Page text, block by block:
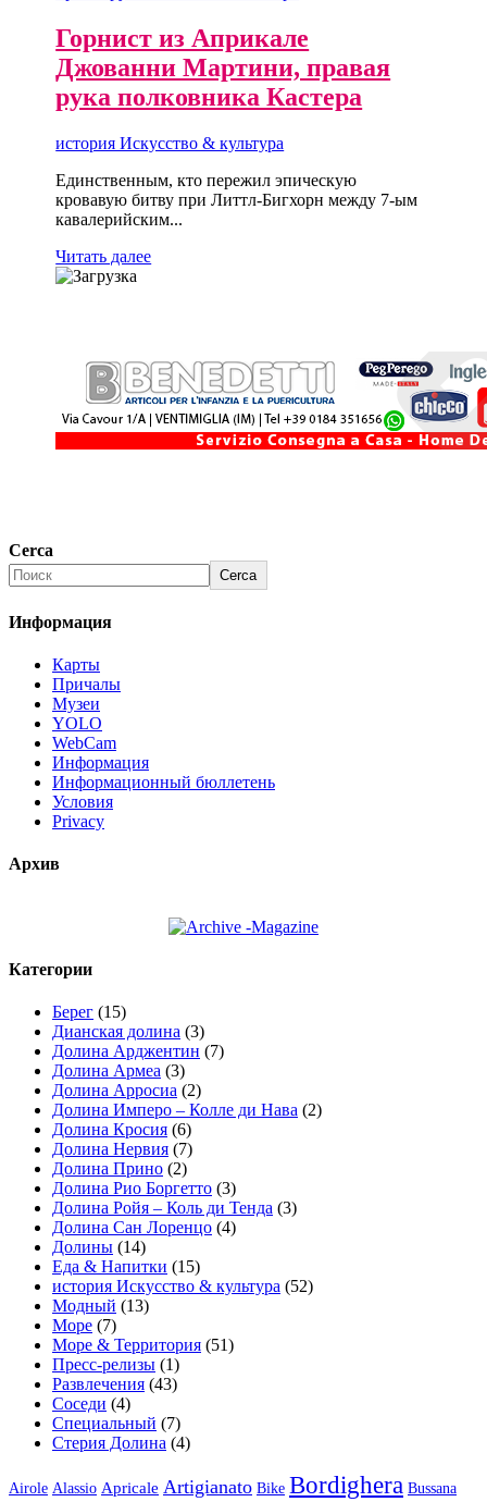
Горнист из Априкале
Джованни Мартини, правая
рука полковника Кастера
история Искусство & культура
Единственным, кто пережил эпическую
кровавую битву при Литтл-Бигхорн между 7-ым
кавалерийским...
Читать далее
Cerca
Cerca
Информация
Карты
Причалы
Музеи
YOLO
WebCam
Информация
Информационный бюллетень
Условия
Privacy
Архив
Категории
Берег (15)
Дианская долина (3)
Долина Арджентин (7)
Долина Армеа (3)
Долина Арросиа (2)
Долина Имперо – Колле ди Нава (2)
Долина Кросия (6)
Долина Нервия (7)
Долина Прино (2)
Долина Рио Боргетто (3)
Долина Ройя – Коль ди Тенда (3)
Долина Сан Лоренцо (4)
Долины (14)
Еда & Напитки (15)
история Искусство & культура (52)
Модный (13)
Море (7)
Море & Территория (51)
Пресс-релизы (1)
Развлечения (43)
Соседи (4)
Специальный (7)
Стерия Долина (4)
Airole Alassio Apricale Artigianato Bike Bordighera Bussana